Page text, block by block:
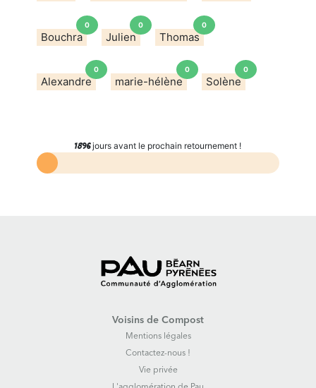
Bouchra
0
Julien
0
Thomas
0
Alexandre
0
marie-hélène
0
Solène
0
1896jours avant le prochain retournement !
Voisins de Compost
Mentions légales
Contactez-nous !
Vie privée